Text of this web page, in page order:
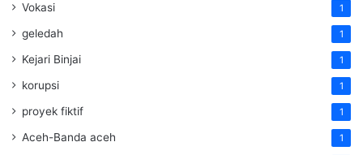
Vokasi 1
geledah 1
Kejari Binjai 1
korupsi 1
proyek fiktif 1
Aceh-Banda aceh 1